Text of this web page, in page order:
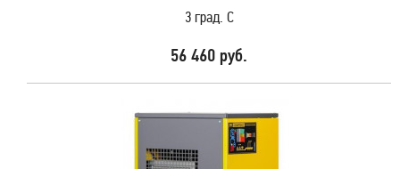
3 град. С
56 460 руб.